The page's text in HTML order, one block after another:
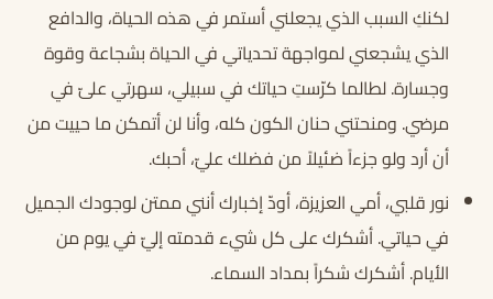
لكنكِ السبب الذي يجعلني أستمر في هذه الحياة، والدافع
الذي يشجعني لمواجهة تحدياتي في الحياة بشجاعة وقوة
وجسارة. لطالما كرّستِ حياتك في سبيلي، سهرتي علىّ في
مرضي. ومنحتني حنان الكون كله، وأنا لن أتمكن ما حييت من
أن أرد ولو جزءاً ضئيلاً من فضلك عليّ، أحبك.
نور قلبي، أمي العزيزة، أودّ إخبارك أنني ممتن لوجودك الجميل
في حياتي. أشكرك على كل شيء قدمته إليّ في يوم من
الأيام. أشكرك شكراً بمداد السماء.